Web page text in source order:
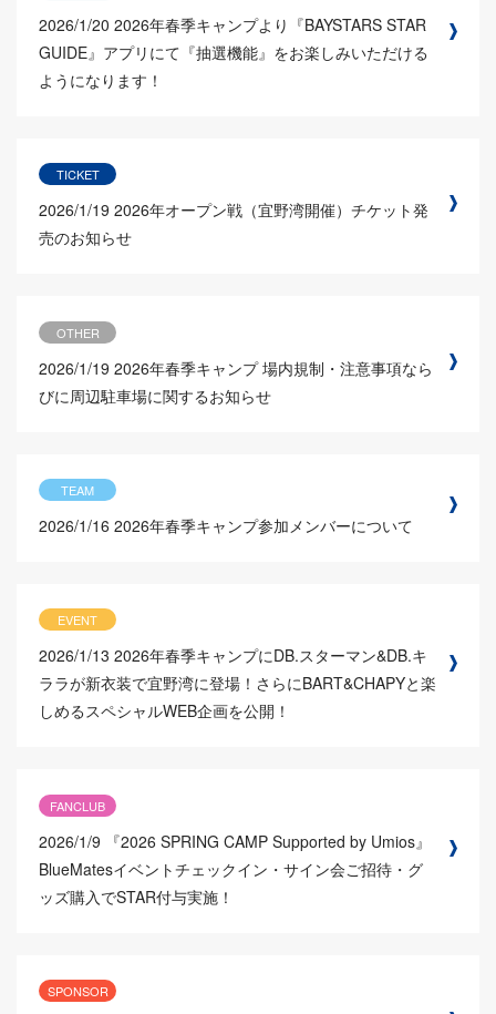
2026/1/20 2026年春季キャンプより『BAYSTARS STAR
GUIDE』アプリにて『抽選機能』をお楽しみいただける
ようになります！
TICKET
2026/1/19 2026年オープン戦（宜野湾開催）チケット発
売のお知らせ
OTHER
2026/1/19 2026年春季キャンプ 場内規制・注意事項なら
びに周辺駐車場に関するお知らせ
TEAM
2026/1/16 2026年春季キャンプ参加メンバーについて
EVENT
2026/1/13 2026年春季キャンプにDB.スターマン&DB.キ
ララが新衣装で宜野湾に登場！さらにBART&CHAPYと楽
しめるスペシャルWEB企画を公開！
FANCLUB
2026/1/9
『2026 SPRING CAMP Supported by Umios』
BlueMatesイベントチェックイン・サイン会ご招待・グ
ッズ購入でSTAR付与実施！
SPONSOR